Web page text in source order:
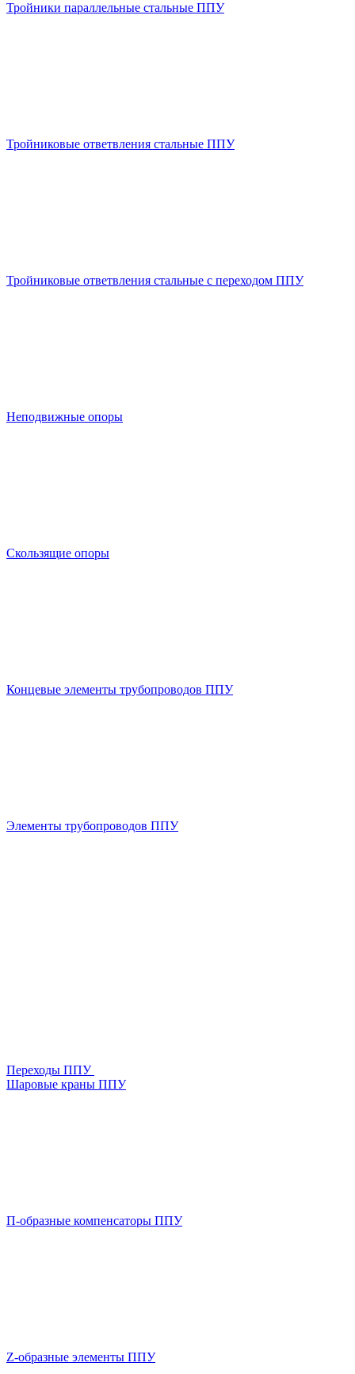
Тройники параллельные стальные ППУ
Тройниковые ответвления стальные ППУ
Тройниковые ответвления стальные с переходом ППУ
Неподвижные опоры
Скользящие опоры
Концевые элементы трубопроводов ППУ
Элементы трубопроводов ППУ
Переходы ППУ
Шаровые краны ППУ
П-образные компенсаторы ППУ
Z-образные элементы ППУ